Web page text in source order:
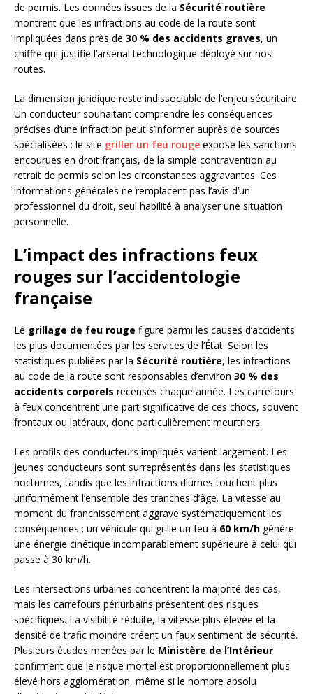
de permis. Les données issues de la Sécurité routière
montrent que les infractions au code de la route sont
impliquées dans près de 30 % des accidents graves, un
chiffre qui justifie l’arsenal technologique déployé sur nos
routes.
La dimension juridique reste indissociable de l’enjeu sécuritaire.
Un conducteur souhaitant comprendre les conséquences
précises d’une infraction peut s’informer auprès de sources
spécialisées : le site griller un feu rouge expose les sanctions
encourues en droit français, de la simple contravention au
retrait de permis selon les circonstances aggravantes. Ces
informations générales ne remplacent pas l’avis d’un
professionnel du droit, seul habilité à analyser une situation
personnelle.
L’impact des infractions feux
rouges sur l’accidentologie
française
Le grillage de feu rouge figure parmi les causes d’accidents
les plus documentées par les services de l’État. Selon les
statistiques publiées par la Sécurité routière, les infractions
au code de la route sont responsables d’environ 30 % des
accidents corporels recensés chaque année. Les carrefours
à feux concentrent une part significative de ces chocs, souvent
frontaux ou latéraux, donc particulièrement meurtriers.
Les profils des conducteurs impliqués varient largement. Les
jeunes conducteurs sont surreprésentés dans les statistiques
nocturnes, tandis que les infractions diurnes touchent plus
uniformément l’ensemble des tranches d’âge. La vitesse au
moment du franchissement aggrave systématiquement les
conséquences : un véhicule qui grille un feu à 60 km/h génère
une énergie cinétique incomparablement supérieure à celui qui
passe à 30 km/h.
Les intersections urbaines concentrent la majorité des cas,
mais les carrefours périurbains présentent des risques
spécifiques. La visibilité réduite, la vitesse plus élevée et la
densité de trafic moindre créent un faux sentiment de sécurité.
Plusieurs études menées par le Ministère de l’Intérieur
confirment que le risque mortel est proportionnellement plus
élevé hors agglomération, même si le nombre absolu